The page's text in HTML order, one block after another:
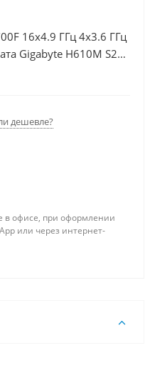
16x4.9 ГГц 4x3.6 ГГц
Gigabyte H610M S2H
Память DDR5 32Gb,
дешевле?
в офисе, при оформлении
или через интернет-